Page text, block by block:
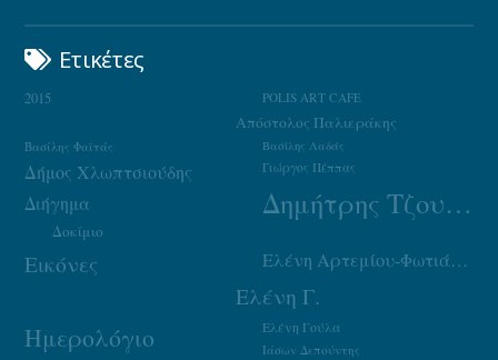
Ετικέτες
2015 POLIS ART CAFE
Απόστολος Παλιεράκης
Βασίλης Λαδάς
Βασίλης Φαϊτάς
Γιώργος Πέππας
Δήμος Χλωπτσιούδης
Δημήτρης Τζουμάκας
Διήγημα
Δοκίμιο
Εικόνες Ελένη Αρτεμίου-Φωτιάδου
Ελένη Γ.
Ελένη Γούλα
Ημερολόγιο Ιάσων Δεπούντης